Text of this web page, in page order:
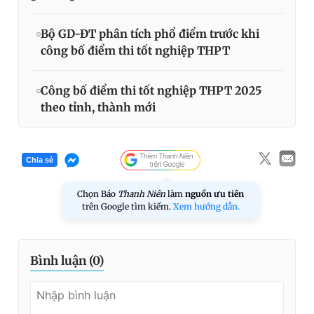
Bộ GD-ĐT phân tích phổ điểm trước khi
công bố điểm thi tốt nghiệp THPT
Công bố điểm thi tốt nghiệp THPT 2025
theo tỉnh, thành mới
Chia sẻ
Chọn Báo Thanh Niên làm nguồn ưu tiên
trên Google tìm kiếm. Xem hướng dẫn.
Bình luận (0)